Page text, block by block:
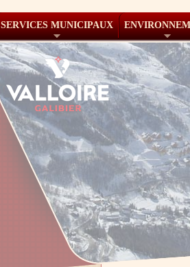
SERVICES MUNICIPAUX